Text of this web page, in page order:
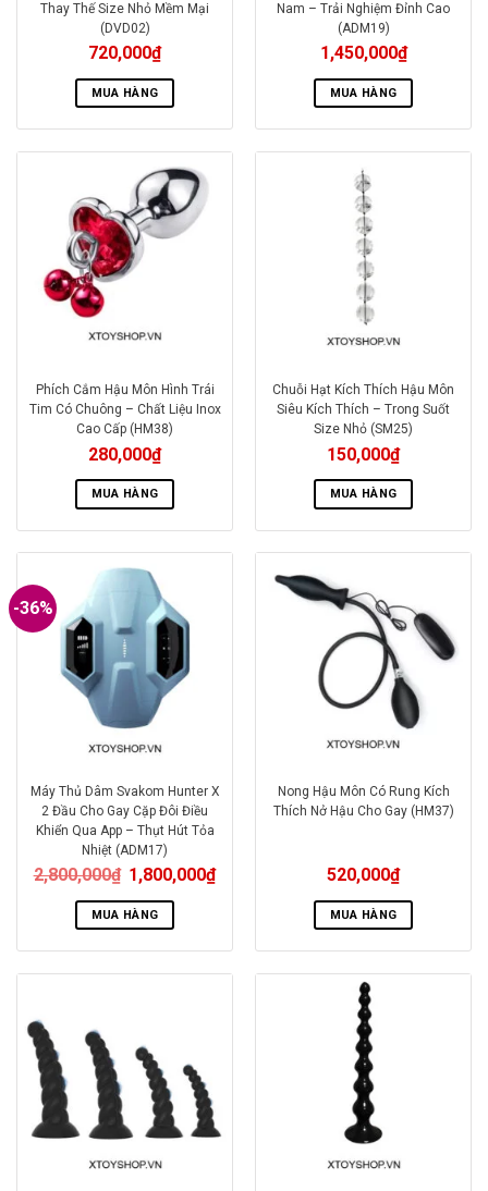
Thay Thế Size Nhỏ Mềm Mại
(DVD02)
720,000₫
MUA HÀNG
Nam – Trải Nghiệm Đỉnh Cao
(ADM19)
1,450,000₫
MUA HÀNG
Phích Cắm Hậu Môn Hình Trái
Tim Có Chuông – Chất Liệu Inox
Cao Cấp (HM38)
280,000₫
MUA HÀNG
Chuỗi Hạt Kích Thích Hậu Môn
Siêu Kích Thích – Trong Suốt
Size Nhỏ (SM25)
150,000₫
MUA HÀNG
-36%
Máy Thủ Dâm Svakom Hunter X
2 Đầu Cho Gay Cặp Đôi Điều
Khiển Qua App – Thụt Hút Tỏa
Nhiệt (ADM17)
2,800,000₫ 1,800,000₫
MUA HÀNG
Nong Hậu Môn Có Rung Kích
Thích Nở Hậu Cho Gay (HM37)
520,000₫
MUA HÀNG